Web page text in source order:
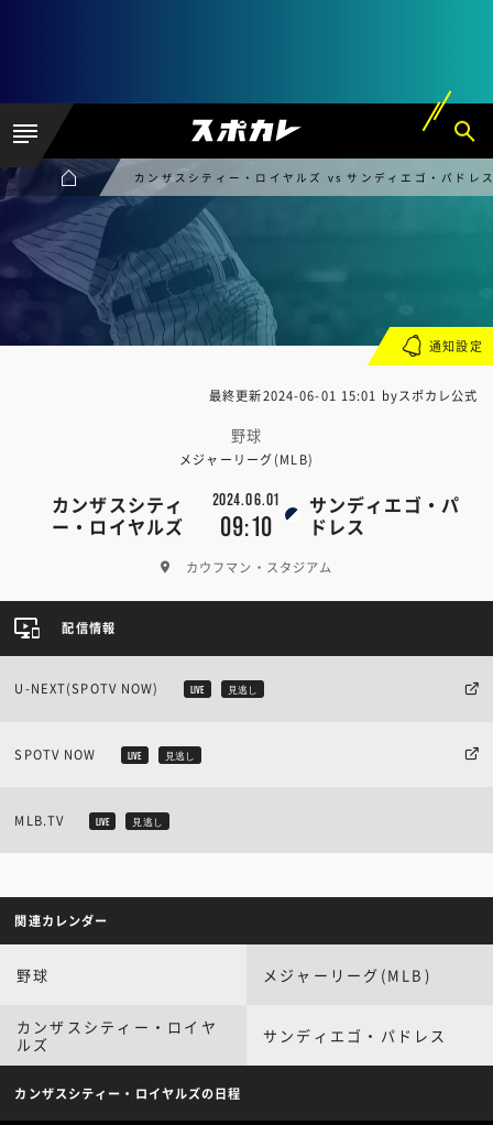
カンザスシティー・ロイヤルズ vs サンディエゴ・パドレ
最終更新2024-06-01 15:01 byスポカレ公式
野球
メジャーリーグ(MLB)
カンザスシティ
ー・ロイヤルズ
2024.06.01
09:10
サンディエゴ・パ
ドレス
カウフマン・スタジアム
通知設定
配信情報
U-NEXT(SPOTV NOW) LIVE 見逃し
SPOTV NOW LIVE 見逃し
MLB.TV LIVE 見逃し
関連カレンダー
野球 メジャーリーグ(MLB)
カンザスシティー・ロイヤ
ルズ
サンディエゴ・パドレス
カンザスシティー・ロイヤルズの日程